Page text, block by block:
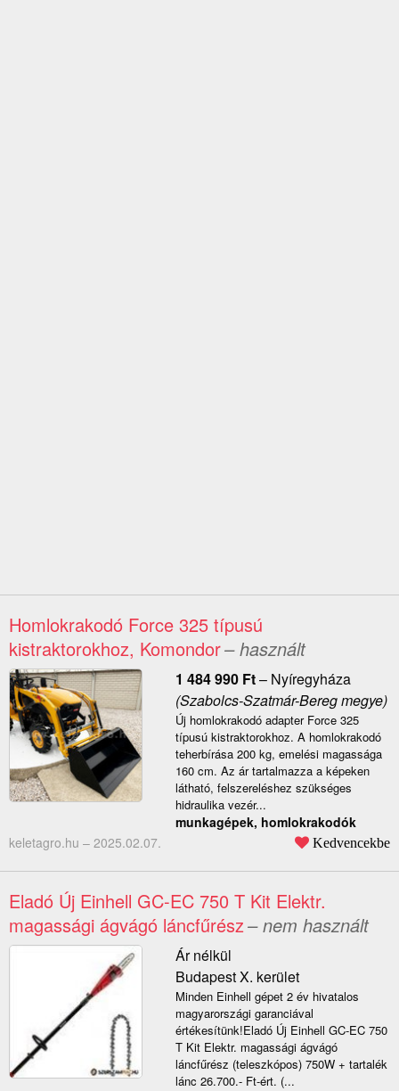
Homlokrakodó Force 325 típusú
kistraktorokhoz, Komondor– használt
1 484 990 Ft– Nyíregyháza
(Szabolcs-Szatmár-Bereg megye)
Új homlokrakodó adapter Force 325
típusú kistraktorokhoz. A homlokrakodó
teherbírása 200 kg, emelési magassága
160 cm. Az ár tartalmazza a képeken
látható, felszereléshez szükséges
hidraulika vezér...
munkagépek, homlokrakodók
keletagro.hu – 2025.02.07. Kedvencekbe
Eladó Új Einhell GC-EC 750 T Kit Elektr.
magassági ágvágó láncfűrész– nem használt
Ár nélkül
Budapest X. kerület
Minden Einhell gépet 2 év hivatalos
magyarországi garanciával
értékesítünk!Eladó Új Einhell GC-EC 750
T Kit Elektr. magassági ágvágó
láncfűrész (teleszkópos) 750W + tartalék
lánc 26.700.- Ft-ért. (...